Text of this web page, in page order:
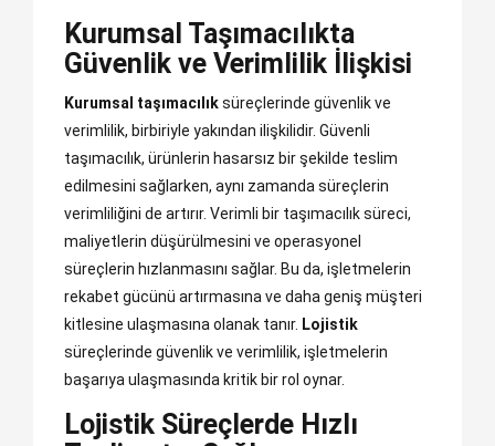
Kurumsal Taşımacılıkta
Güvenlik ve Verimlilik İlişkisi
Kurumsal taşımacılıksüreçlerinde güvenlik ve
verimlilik, birbiriyle yakından ilişkilidir. Güvenli
taşımacılık, ürünlerin hasarsız bir şekilde teslim
edilmesini sağlarken, aynı zamanda süreçlerin
verimliliğini de artırır. Verimli bir taşımacılık süreci,
maliyetlerin düşürülmesini ve operasyonel
süreçlerin hızlanmasını sağlar. Bu da, işletmelerin
rekabet gücünü artırmasına ve daha geniş müşteri
kitlesine ulaşmasına olanak tanır. Lojistik
süreçlerinde güvenlik ve verimlilik, işletmelerin
başarıya ulaşmasında kritik bir rol oynar.
Lojistik Süreçlerde Hızlı